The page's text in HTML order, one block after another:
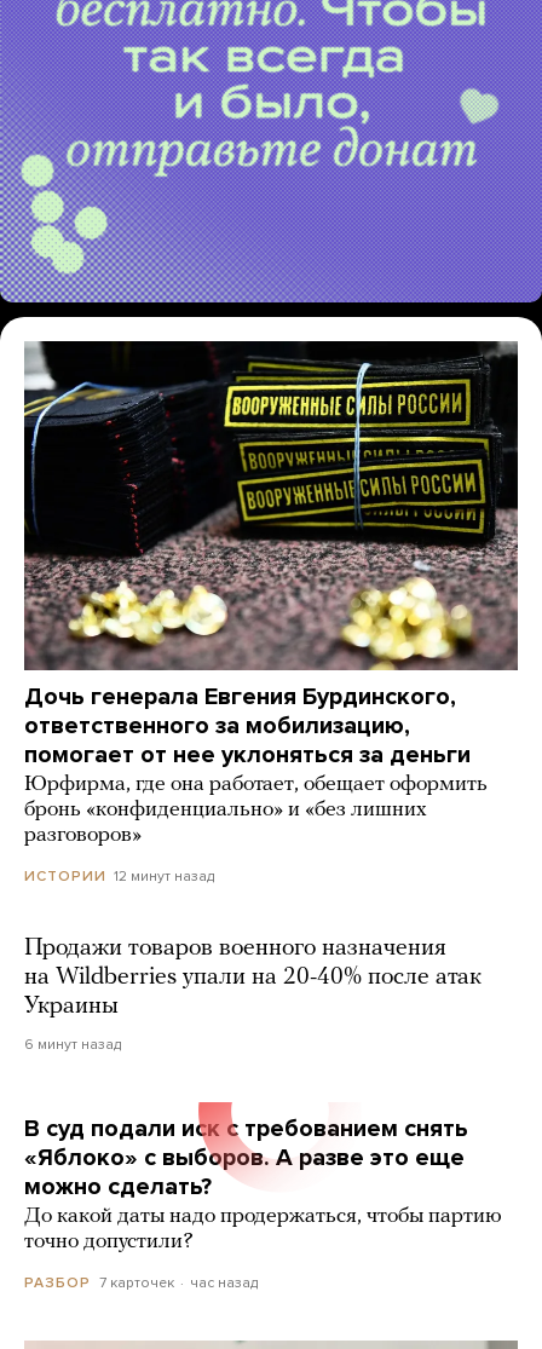
Дочь генерала Евгения Бурдинского,
ответственного за мобилизацию,
помогает от нее уклоняться за деньги
Юрфирма, где она работает, обещает оформить
бронь «конфиденциально» и «без лишних
разговоров»
ИСТОРИИ 12 минут назад
Продажи товаров военного назначения
на Wildberries упали на 20-40% после атак
Украины
6 минут назад
В суд подали иск с требованием снять
«Яблоко» с выборов. А разве это еще
можно сделать?
До какой даты надо продержаться, чтобы партию
точно допустили?
РАЗБОР 7 карточек час назад